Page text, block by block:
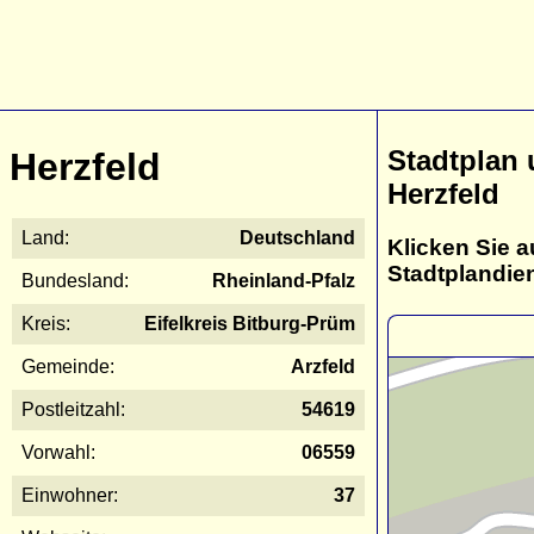
Herzfeld
Land: Deutschland
Bundesland: Rheinland-Pfalz
Kreis: Eifelkreis Bitburg-Prüm
Gemeinde: Arzfeld
Postleitzahl: 54619
Vorwahl: 06559
Einwohner: 37
Stadtplan
Herzfeld
Klicken Sie